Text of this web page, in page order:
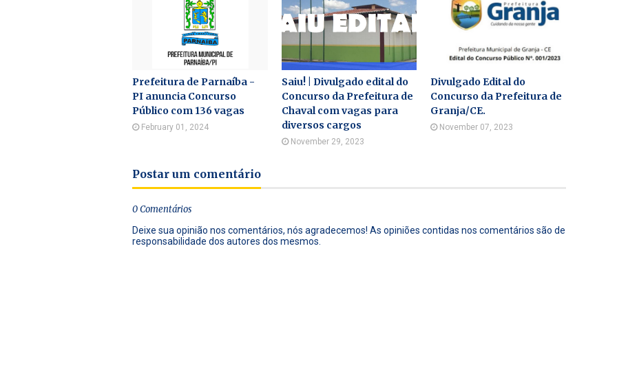
Prefeitura de Parnaíba -
PI anuncia Concurso
Público com 136 vagas
February 01, 2024
Saiu! | Divulgado edital do
Concurso da Prefeitura de
Chaval com vagas para
diversos cargos
November 29, 2023
Divulgado Edital do
Concurso da Prefeitura de
Granja/CE.
November 07, 2023
Postar um comentário
0 Comentários
Deixe sua opinião nos comentários, nós agradecemos! As opiniões contidas nos comentários são de
responsabilidade dos autores dos mesmos.